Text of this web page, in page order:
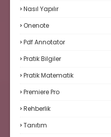
Nasıl Yapılır
Onenote
Pdf Annotator
Pratik Bilgiler
Pratik Matematik
Premiere Pro
Rehberlik
Tanıtım